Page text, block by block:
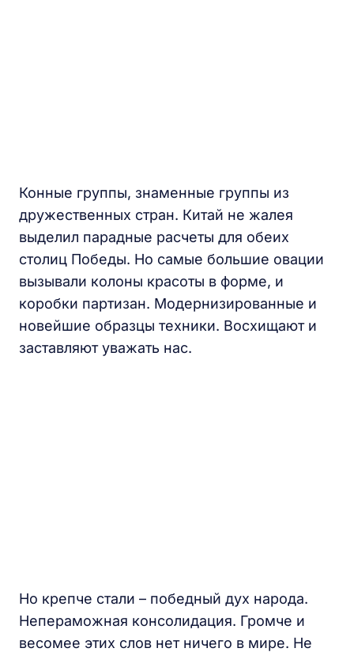
Конные группы, знаменные группы из
дружественных стран. Китай не жалея
выделил парадные расчеты для обеих
столиц Победы. Но самые большие овации
вызывали колоны красоты в форме, и
коробки партизан. Модернизированные и
новейшие образцы техники. Восхищают и
заставляют уважать нас.
Но крепче стали – победный дух народа.
Непераможная консолидация. Громче и
весомее этих слов нет ничего в мире. Не